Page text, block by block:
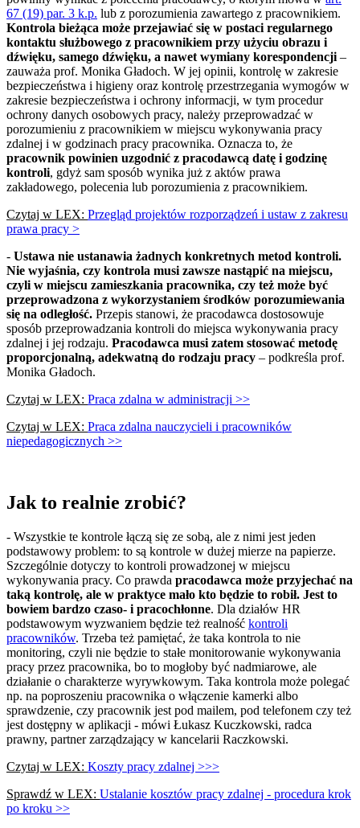
67 (19) par. 3 k.p. lub z porozumienia zawartego z pracownikiem.
Kontrola bieżąca może przejawiać się w postaci regularnego
kontaktu służbowego z pracownikiem przy użyciu obrazu i
dźwięku, samego dźwięku, a nawet wymiany korespondencji –
zauważa prof. Monika Gładoch. W jej opinii, kontrolę w zakresie
bezpieczeństwa i higieny oraz kontrolę przestrzegania wymogów w
zakresie bezpieczeństwa i ochrony informacji, w tym procedur
ochrony danych osobowych pracy, należy przeprowadzać w
porozumieniu z pracownikiem w miejscu wykonywania pracy
zdalnej i w godzinach pracy pracownika. Oznacza to, że
pracownik powinien uzgodnić z pracodawcą datę i godzinę
kontroli, gdyż sam sposób wynika już z aktów prawa
zakładowego, polecenia lub porozumienia z pracownikiem.
Czytaj w LEX: Przegląd projektów rozporządzeń i ustaw z zakresu
prawa pracy >
- Ustawa nie ustanawia żadnych konkretnych metod kontroli.
Nie wyjaśnia, czy kontrola musi zawsze nastąpić na miejscu,
czyli w miejscu zamieszkania pracownika, czy też może być
przeprowadzona z wykorzystaniem środków porozumiewania
się na odległość. Przepis stanowi, że pracodawca dostosowuje
sposób przeprowadzania kontroli do miejsca wykonywania pracy
zdalnej i jej rodzaju. Pracodawca musi zatem stosować metodę
proporcjonalną, adekwatną do rodzaju pracy – podkreśla prof.
Monika Gładoch.
Czytaj w LEX: Praca zdalna w administracji >>
Czytaj w LEX: Praca zdalna nauczycieli i pracowników
niepedagogicznych >>
Jak to realnie zrobić?
- Wszystkie te kontrole łączą się ze sobą, ale z nimi jest jeden
podstawowy problem: to są kontrole w dużej mierze na papierze.
Szczególnie dotyczy to kontroli prowadzonej w miejscu
wykonywania pracy. Co prawda pracodawca może przyjechać na
taką kontrolę, ale w praktyce mało kto będzie to robił. Jest to
bowiem bardzo czaso- i pracochłonne. Dla działów HR
podstawowym wyzwaniem będzie też realność kontroli
pracowników. Trzeba też pamiętać, że taka kontrola to nie
monitoring, czyli nie będzie to stałe monitorowanie wykonywania
pracy przez pracownika, bo to mogłoby być nadmiarowe, ale
działanie o charakterze wyrywkowym. Taka kontrola może polegać
np. na poproszeniu pracownika o włączenie kamerki albo
sprawdzenie, czy pracownik jest pod mailem, pod telefonem czy też
jest dostępny w aplikacji - mówi Łukasz Kuczkowski, radca
prawny, partner zarządzający w kancelarii Raczkowski.
Czytaj w LEX: Koszty pracy zdalnej >>>
Sprawdź w LEX: Ustalanie kosztów pracy zdalnej - procedura krok
po kroku >>